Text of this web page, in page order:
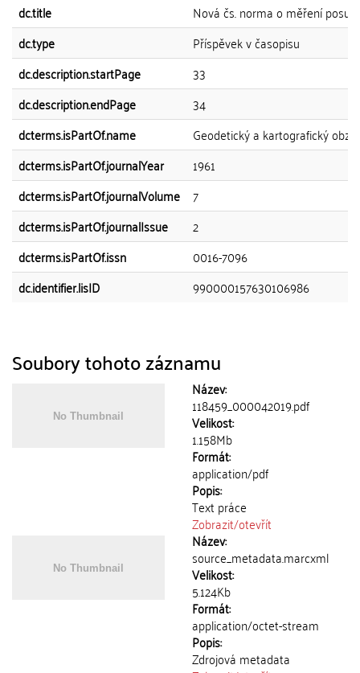
dc.title
Nová čs. norma o měření
dc.type
Příspěvek v časopisu
dc.description.startPage
33
dc.description.endPage
34
dcterms.isPartOf.name
Geodetický a kartografický obzor
dcterms.isPartOf.journalYear
1961
dcterms.isPartOf.journalVolume 7
dcterms.isPartOf.journalIssue
2
dcterms.isPartOf.issn
0016-7096
dc.identifier.lisID
990000157630106986
Soubory tohoto záznamu
Název:
118459_000042019.pdf
Velikost:
1.158Mb
Formát:
application/pdf
Popis:
Text práce
Zobrazit/otevřít
Název:
source_metadata.marcxml
Velikost:
5.124Kb
Formát:
application/octet-stream
Popis:
Zdrojová metadata